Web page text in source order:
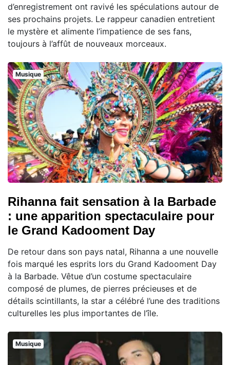
d’enregistrement ont ravivé les spéculations autour de
ses prochains projets. Le rappeur canadien entretient
le mystère et alimente l’impatience de ses fans,
toujours à l’affût de nouveaux morceaux.
Musique
Rihanna fait sensation à la Barbade
: une apparition spectaculaire pour
le Grand Kadooment Day
De retour dans son pays natal, Rihanna a une nouvelle
fois marqué les esprits lors du Grand Kadooment Day
à la Barbade. Vêtue d’un costume spectaculaire
composé de plumes, de pierres précieuses et de
détails scintillants, la star a célébré l’une des traditions
culturelles les plus importantes de l’île.
Musique